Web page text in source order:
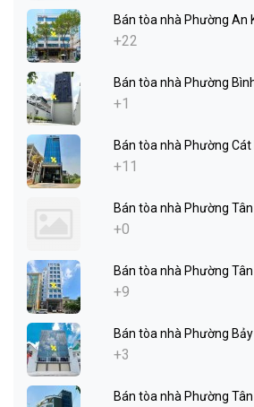
Bán tòa nhà Phường An
+22
Bán tòa nhà Phường
+1
Bán tòa nhà Phường Cát
+11
Bán tòa nhà Phường
+0
Bán tòa nhà Phường
+9
Bán tòa nhà Phường Bảy
+3
Bán tòa nhà Phường